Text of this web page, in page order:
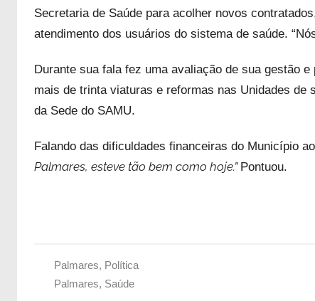
Secretaria de Saúde para acolher novos
atendimento dos usuários do sistema de saúde.
Durante sua fala fez uma avaliação de sua gestão
mais de trinta viaturas e reformas nas Unidades
da Sede do SAMU.
Falando das dificuldades financeiras do Município
Palmares, esteve tão bem como hoje.” Pontuou.
Palmares, Política
Palmares, Saúde